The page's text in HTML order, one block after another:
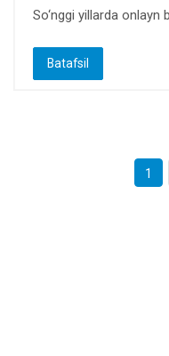
So‘nggi yillarda
Batafsil
1